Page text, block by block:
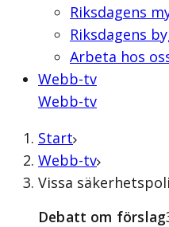
Riksdagens
Riksdagens
Arbeta hos
Webb-tv
Webb-tv
Start
Webb-tv
Vissa
Debatt om förslag